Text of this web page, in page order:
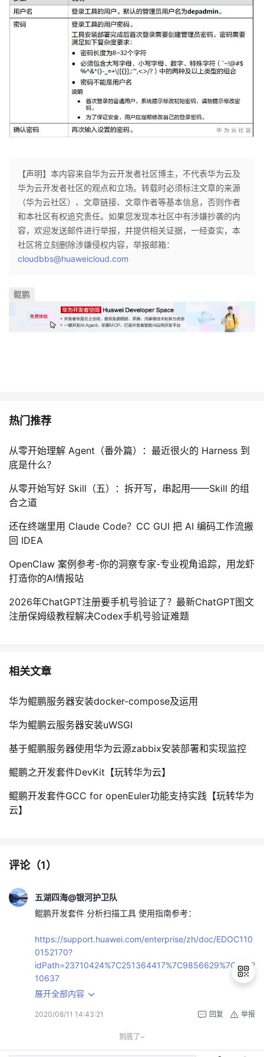
【声明】本内容来自华为云开发者社区博主，不代表华为云及
华为云开发者社区的观点和立场。转载时必须标注文章的来源
（华为云社区）、文章链接、文章作者等基本信息，否则作者
和本社区有权追究责任。如果您发现本社区中有涉嫌抄袭的内
容，欢迎发送邮件进行举报，并提供相关证据，一经查实，本
社区将立刻删除涉嫌侵权内容，举报邮箱：
cloudbbs@huaweicloud.com
鲲鹏
热门推荐
从零开始理解 Agent（番外篇）：最近很火的 Harness 到
底是什么？
从零开始写好 Skill（五）：拆开写，串起用——Skill 的组
合之道
还在终端里用 Claude Code？CC GUI 把 AI 编码工作流搬
回 IDEA
OpenClaw 案例参考-你的洞察专家-专业视角追踪，用龙虾
打造你的AI情报站
2026年ChatGPT注册要手机号验证了？最新ChatGPT图文
注册保姆级教程解决Codex手机号验证难题
相关文章
华为鲲鹏服务器安装docker-compose及运用
华为鲲鹏云服务器安装uWSGI
基于鲲鹏服务器使用华为云源zabbix安装部署和实现监控
鲲鹏之开发套件DevKit【玩转华为云】
鲲鹏开发套件GCC for openEuler功能支持实践【玩转华为
云】
评论（1）
五湖四海@银河护卫队
鲲鹏开发套件 分析扫描工具 使用指南参考：
https://support.huawei.com/enterprise/zh/doc/EDOC110
0152170?
idPath=23710424%7C251364417%7C9856629%7C2512
10637
展开全部内容
2020/08/11 14:43:21 举报
回复
到底了~